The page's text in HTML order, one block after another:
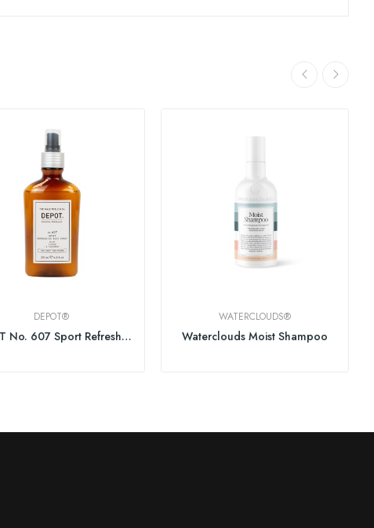
DEPOT®
DEPOT No. 607 Sport Refreshing Body Spray 200ml
WATERCLOUDS®
Waterclouds Moist Shampoo